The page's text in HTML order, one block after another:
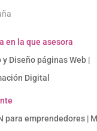
en la que asesora
Diseño páginas Web |
Digital
para emprendedores |